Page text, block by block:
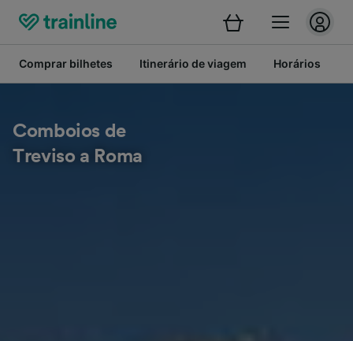
Comprar bilhetes Itinerário de viagem Horários
Comboios de
Treviso a Roma